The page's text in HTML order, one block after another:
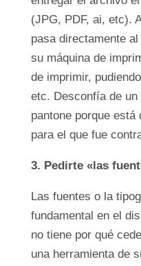
(JPG, PDF, ai, etc).
pasa directamente
su máquina de
de imprimir,
etc. Desconfía de
pantone porque
para el que fue
3. Pedirte «las
Las fuentes o la
fundamental en el
no tiene por qué
una herramienta de